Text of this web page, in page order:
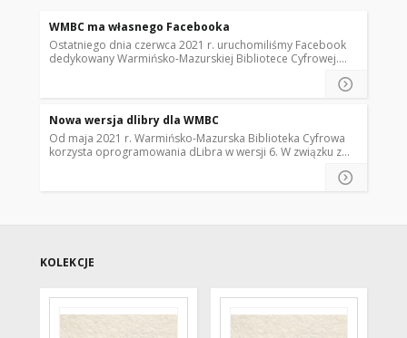
WMBC ma własnego Facebooka
Ostatniego dnia czerwca 2021 r. uruchomiliśmy Facebook
dedykowany Warmińsko-Mazurskiej Bibliotece Cyfrowej.
słychać w klastrze WMBC.
Nowa wersja dlibry dla WMBC
Od maja 2021 r. Warmińsko-Mazurska Biblioteka Cyfrowa
korzysta oprogramowania dLibra w wersji 6. W związku z
KOLEKCJE